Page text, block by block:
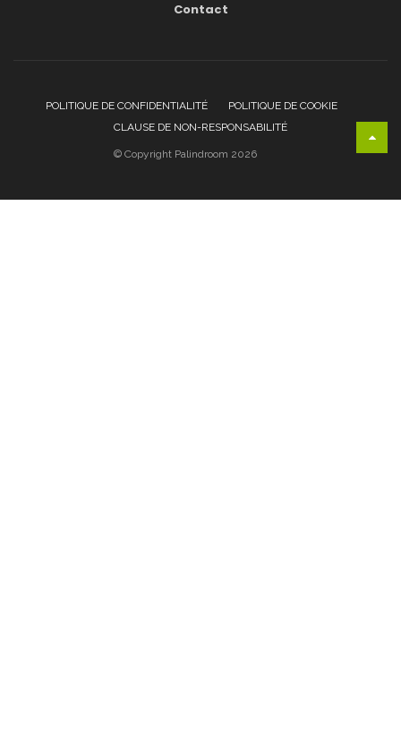
Contact
POLITIQUE DE CONFIDENTIALITÉ
POLITIQUE DE COOKIE
CLAUSE DE NON-RESPONSABILITÉ
© Copyright Palindroom 2026